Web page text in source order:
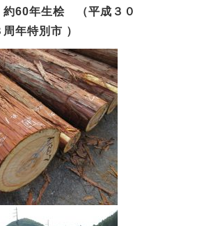
60年生桧 （平成３０
年特別市 ）